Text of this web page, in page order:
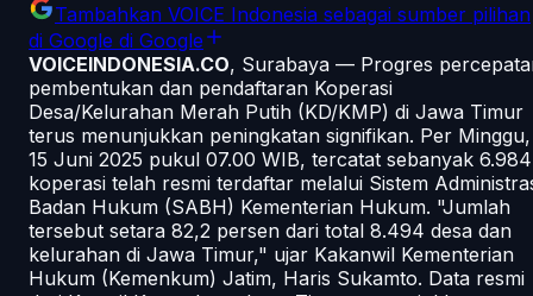
Tambahkan VOICE Indonesia sebagai sumber pilihan
di Google di Google
VOICEINDONESIA.CO, Surabaya — Progres
pembentukan dan pendaftaran Koperasi
Desa/Kelurahan Merah Putih (KD/KMP) di Jawa Timur
terus menunjukkan peningkatan signifikan. Per Minggu,
15 Juni 2025 pukul 07.00 WIB, tercatat sebanyak 6.984
koperasi telah resmi terdaftar melalui Sistem
Badan Hukum (SABH) Kementerian Hukum. "Jumlah
tersebut setara 82,2 persen dari total 8.494 desa dan
kelurahan di Jawa Timur," ujar Kakanwil Kementerian
Hukum (Kemenkum) Jatim, Haris Sukamto. Data resmi